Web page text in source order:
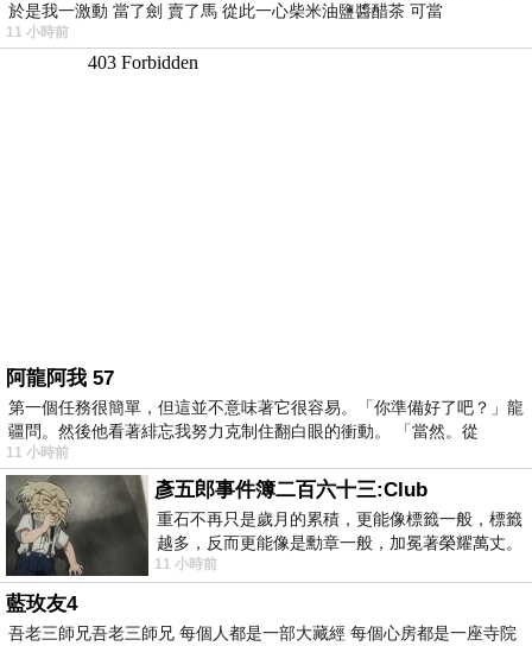
於是我一激動 當了劍 賣了馬 從此一心柴米油鹽醬醋茶 可當
11 小時前
阿龍阿我 57
第一個任務很簡單，但這並不意味著它很容易。「你準備好了吧？」龍
疆問。然後他看著緋忘我努力克制住翻白眼的衝動。 「當然。從
11 小時前
彥五郎事件簿二百六十三:Club
重石不再只是歲月的累積，更能像標籤一般，標籤
越多，反而更能像是勳章一般，加冕著榮耀萬丈。
習慣一如縱容，成了再難輕輕放下的罪證
11 小時前
藍玫友4
吾老三師兄吾老三師兄 每個人都是一部大藏經 每個心房都是一座寺院